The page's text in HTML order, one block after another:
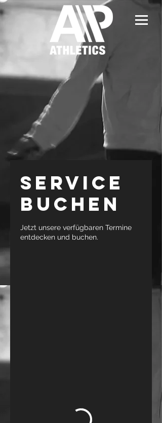
Service
buchen
Jetzt unsere verfügbaren Termine
entdecken und buchen.